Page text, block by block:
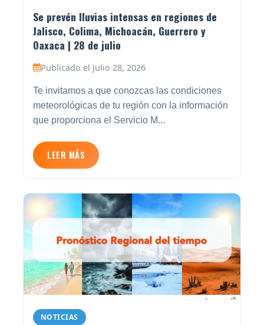
Se prevén lluvias intensas en regiones de
Jalisco, Colima, Michoacán, Guerrero y
Oaxaca | 28 de julio
Publicado el Julio 28, 2026
Te invitamos a que conozcas las condiciones
meteorológicas de tu región con la información
que proporciona el Servicio M...
LEER MÁS
NOTICIAS